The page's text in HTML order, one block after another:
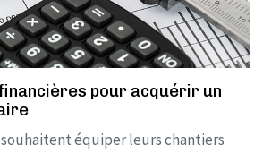
pour acquérir un
équiper leurs chantiers